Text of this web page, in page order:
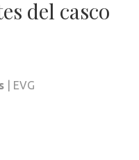
del casco
| EVG